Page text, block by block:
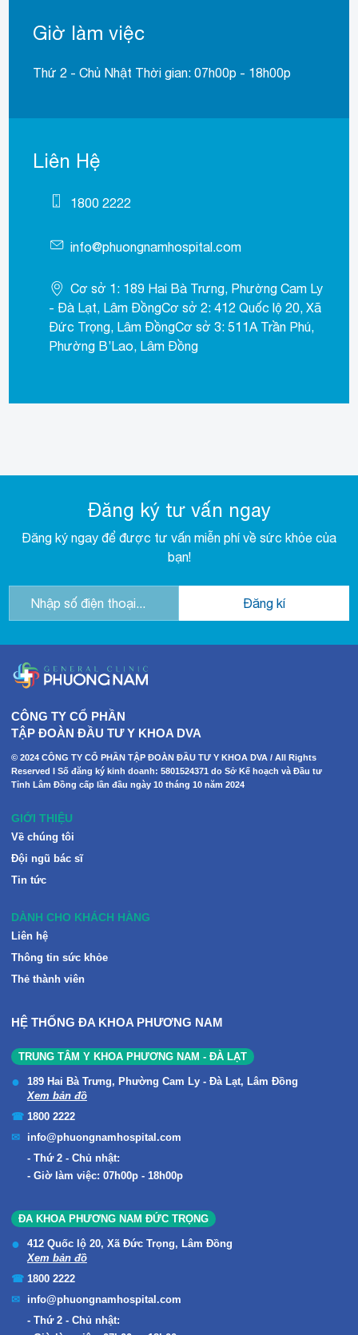
Giờ làm việc
Thứ 2 - Chủ Nhật Thời gian: 07h00p - 18h00p
Liên Hệ
1800 2222
info@phuongnamhospital.com
Cơ sở 1: 189 Hai Bà Trưng, Phường Cam Ly
- Đà Lạt, Lâm ĐồngCơ sở 2: 412 Quốc lộ 20, Xã
Đức Trọng, Lâm ĐồngCơ sở 3: 511A Trần Phú,
Phường B’Lao, Lâm Đồng
Đăng ký tư vấn ngay
Đăng ký ngay để được tư vấn miễn phí về sức khỏe của
bạn!
CÔNG TY CỔ PHẦN
TẬP ĐOÀN ĐẦU TƯ Y KHOA DVA
© 2024 CÔNG TY CỔ PHẦN TẬP ĐOÀN ĐẦU TƯ Y KHOA DVA / All Rights
Reserved I Số đăng ký kinh doanh: 5801524371 do Sở Kế hoạch và Đầu tư
Tỉnh Lâm Đồng cấp lần đầu ngày 10 tháng 10 năm 2024
GIỚI THIỆU
Về chúng tôi
Đội ngũ bác sĩ
Tin tức
DÀNH CHO KHÁCH HÀNG
Liên hệ
Thông tin sức khỏe
Thẻ thành viên
HỆ THỐNG ĐA KHOA PHƯƠNG NAM
TRUNG TÂM Y KHOA PHƯƠNG NAM - ĐÀ LẠT
189 Hai Bà Trưng, Phường Cam Ly - Đà Lạt, Lâm Đồng
Xem bản đồ
1800 2222
info@phuongnamhospital.com
Thứ 2 - Chủ nhật:
Giờ làm việc: 07h00p - 18h00p
ĐA KHOA PHƯƠNG NAM ĐỨC TRỌNG
412 Quốc lộ 20, Xã Đức Trọng, Lâm Đồng
Xem bản đồ
1800 2222
info@phuongnamhospital.com
Thứ 2 - Chủ nhật: